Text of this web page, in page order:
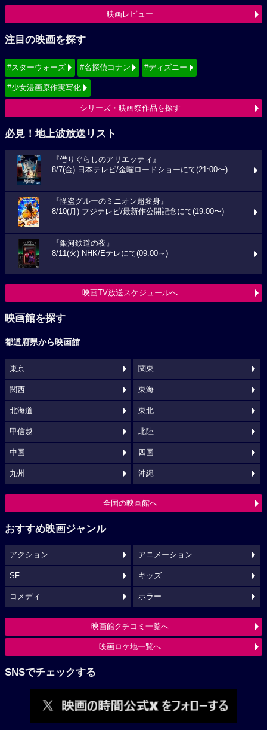
映画レビュー
注目の映画を探す
#スターウォーズ #名探偵コナン #ディズニー
#少女漫画原作実写化
シリーズ・映画祭作品を探す
必見！地上波放送リスト
『借りぐらしのアリエッティ』
8/7(金) 日本テレビ/金曜ロードショーにて(21:00〜)
『怪盗グルーのミニオン超変身』
8/10(月) フジテレビ/最新作公開記念にて(19:00〜)
『銀河鉄道の夜』
8/11(火) NHK/Eテレにて(09:00～)
映画TV放送スケジュールへ
映画館を探す
都道府県から映画館
東京 関東
関西 東海
北海道 東北
甲信越 北陸
中国 四国
九州 沖縄
全国の映画館へ
おすすめ映画ジャンル
アクション アニメーション
SF キッズ
コメディ ホラー
映画館クチコミ一覧へ
映画ロケ地一覧へ
SNSでチェックする